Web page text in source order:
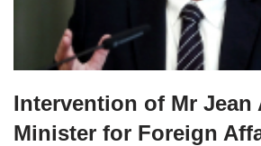
Intervention of Mr Jean
Minister for Foreign